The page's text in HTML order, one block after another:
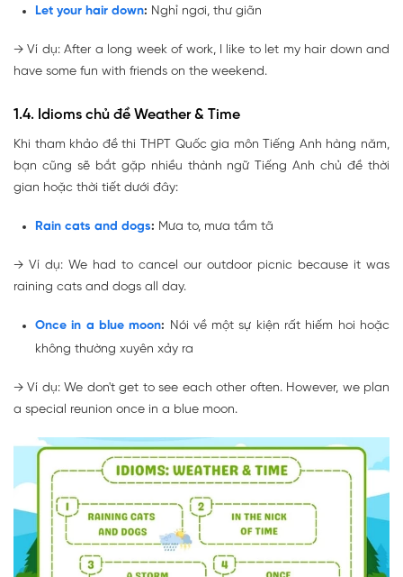
Let your hair down: Nghỉ ngơi, thư giãn
→Ví dụ: After a long week of work, I like to let my hair down and
have some fun with friends on the weekend.
1.4. Idioms chủ đề Weather & Time
Khi tham khảo đề thi THPT Quốc gia môn Tiếng Anh hàng năm,
bạn cũng sẽ bắt gặp nhiều thành ngữ Tiếng Anh chủ đề thời
gian hoặc thời tiết dưới đây:
Rain cats and dogs: Mưa to, mưa tầm tã
→ Ví dụ: We had to cancel our outdoor picnic because it was
raining cats and dogs all day.
Once in a blue moon: Nói về một sự kiện rất hiếm hoi hoặc
không thường xuyên xảy ra
→Ví dụ: We don't get to see each other often. However, we plan
a special reunion once in a blue moon.